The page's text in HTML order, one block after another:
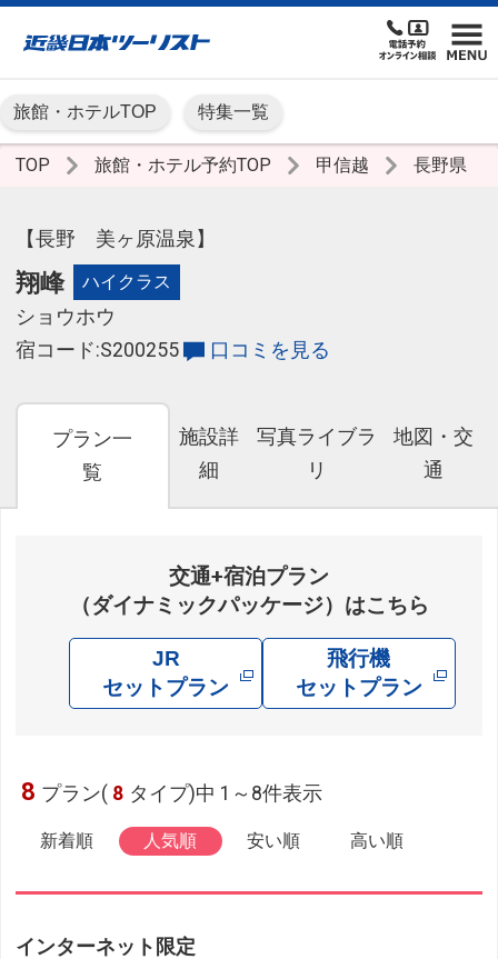
旅館・ホテルTOP 特集一覧
TOP 旅館・ホテル予約TOP 甲信越 長野県
【長野 美ヶ原温泉】
翔峰 ハイクラス
ショウホウ
宿コード:S200255
口コミを見る
プラン一
覧
施設詳
細
写真ライブラ
リ
地図・交
通
交通+宿泊プラン
（ダイナミックパッケージ）はこちら
JR
セットプラン
飛行機
セットプラン
8 プラン( 8 タイプ)中 1～8件表示
新着順 人気順 安い順 高い順
インターネット限定